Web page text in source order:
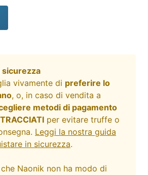
vivamente di preferire lo
, o, in caso di vendita a
metodi di pagamento
per evitare truffe o
Leggi la nostra guida
in sicurezza.
Naonik non ha modo di